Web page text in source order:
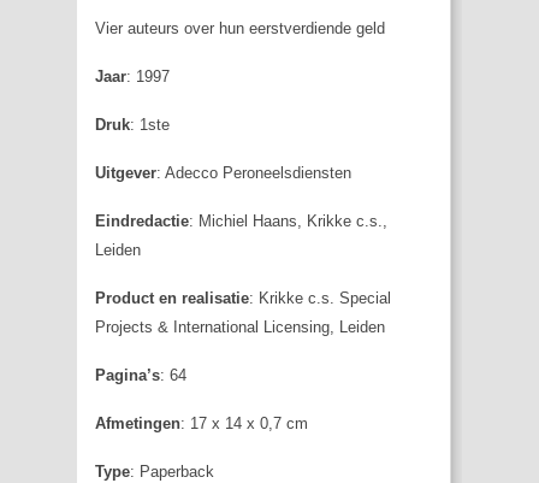
Vier auteurs over hun eerstverdiende geld
Jaar: 1997
Druk: 1ste
Uitgever: Adecco Peroneelsdiensten
Eindredactie: Michiel Haans, Krikke c.s.,
Leiden
Product en realisatie: Krikke c.s. Special
Projects & International Licensing, Leiden
Pagina’s: 64
Afmetingen: 17 x 14 x 0,7 cm
Type: Paperback